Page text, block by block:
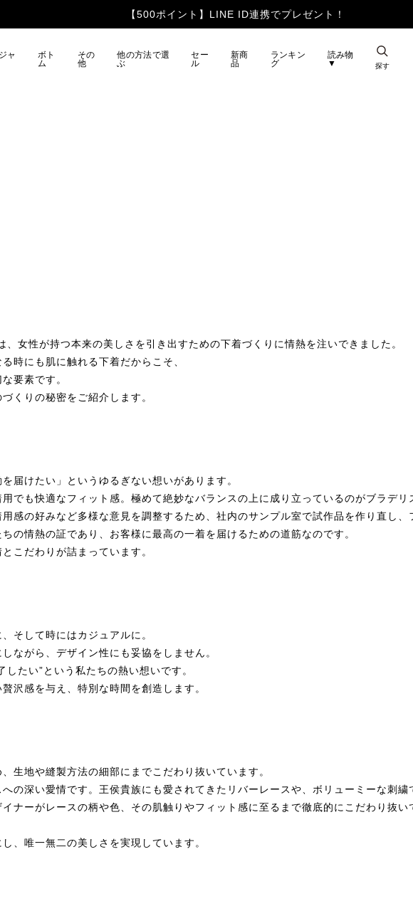
【500ポイント】LINE ID連携でプレゼント！
ャ
ボト
ム
その
他
他の方法で選
ぶ
セー
ル
新商
品
ランキン
グ
読み物
▼
探す
女性が持つ本来の美しさを引き出すための下着づくりに情熱を注いできました。
時にも肌に触れる下着だからこそ、
要素です。
くりの秘密をご紹介します。
届けたい」というゆるぎない想いがあります。
でも快適なフィット感。極めて絶妙なバランスの上に成り立っているのがブラデリ
感の好みなど多様な意見を調整するため、社内のサンプル室で試作品を作り直し
の情熱の証であり、お客様に最高の一着を届けるための道筋なのです。
こだわりが詰まっています。
そして時にはカジュアルに。
ながら、デザイン性にも妥協をしません。
たい”という私たちの熱い想いです。
沢感を与え、特別な時間を創造します。
生地や縫製方法の細部にまでこだわり抜いています。
の深い愛情です。王侯貴族にも愛されてきたリバーレースや、ボリューミーな刺
ナーがレースの柄や色、その肌触りやフィット感に至るまで徹底的にこだわり抜
、唯一無二の美しさを実現しています。